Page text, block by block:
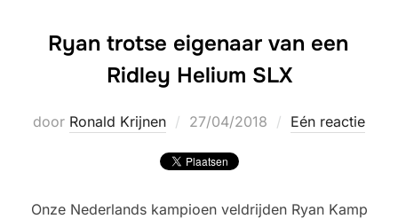
Ryan trotse eigenaar van een
Ridley Helium SLX
door Ronald Krijnen
Geplaatst
27/04/2018 Eén reactie
Onze Nederlands kampioen veldrijden Ryan Kamp